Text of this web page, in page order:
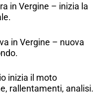
in Vergine – inizia la
in Vergine – nuova
inizia il moto
rallentamenti, analisi.